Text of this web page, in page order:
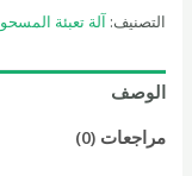
التصنيف:آلة تعبئة
الوصف
مراجعات (0)